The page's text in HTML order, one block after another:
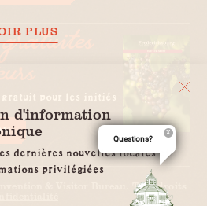
pour les initiés
& Visitor Bureau. Tous droits
PLUS
d'information
dernières nouvelles locales et
privilégiées
Questions?